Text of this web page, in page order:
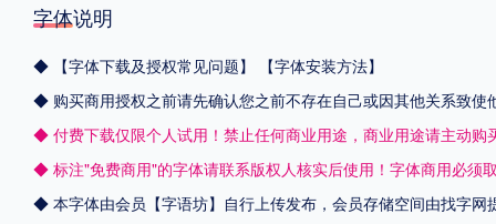
字体说明
◆ 【字体下载及授权常见问题】
【字体安装方法】
◆ 购买商用授权之前请先确认您之前不存在自己或因其他关系致使
◆ 付费下载仅限个人试用！禁止任何商业用途，商业用途请主动购
◆ 标注"免费商用"的字体请联系版权人核实后使用！字体商用必须
◆ 本字体由会员【字语坊】自行上传发布，会员存储空间由找字